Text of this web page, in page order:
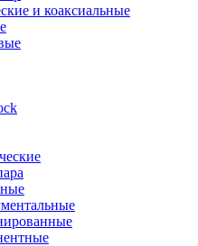
и коаксиальные